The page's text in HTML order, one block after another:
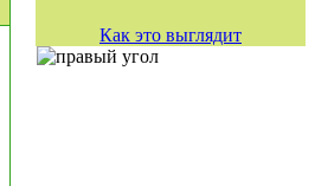
Как это выглядит